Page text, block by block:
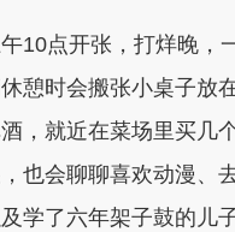
点开张，打烊晚，
憩时会搬张小桌子放
，就近在菜场里买几
也会聊聊喜欢动漫、
学了六年架子鼓的儿